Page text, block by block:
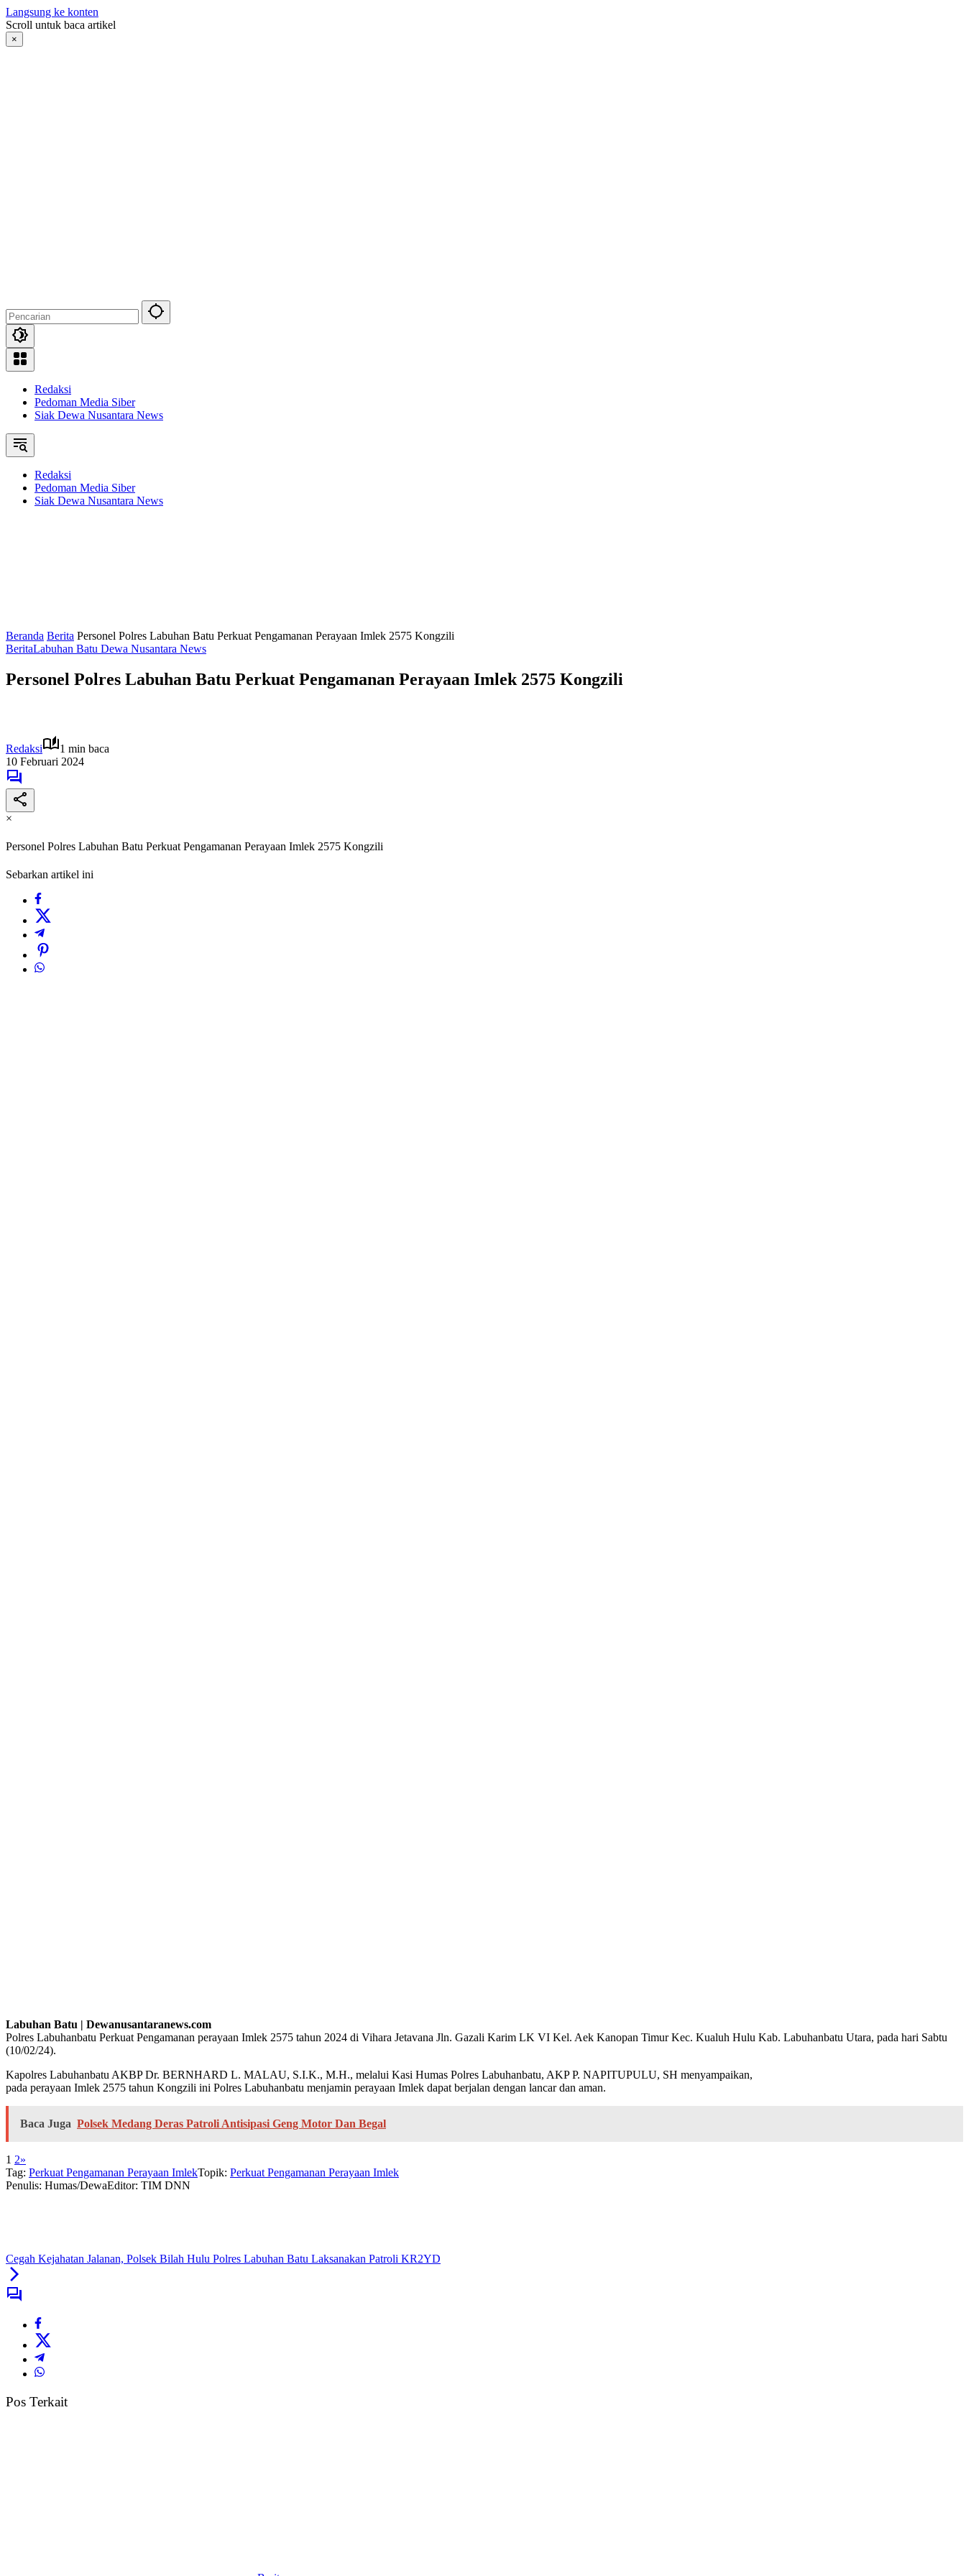
Langsung ke konten
Scroll untuk baca artikel
×
Redaksi
Pedoman Media Siber
Siak Dewa Nusantara News
Redaksi
Pedoman Media Siber
Siak Dewa Nusantara News
Beranda Berita Personel Polres Labuhan Batu Perkuat Pengamanan Perayaan Imlek 2575 Kongzili
BeritaLabuhan Batu Dewa Nusantara News
Personel Polres Labuhan Batu Perkuat Pengamanan Perayaan Imlek 2575 Kongzili
Redaksi
1 min baca
10 Februari 2024
×
Personel Polres Labuhan Batu Perkuat Pengamanan Perayaan Imlek 2575 Kongzili
Sebarkan artikel ini
Labuhan Batu | Dewanusantaranews.com
Polres Labuhanbatu Perkuat Pengamanan perayaan Imlek 2575 tahun 2024 di Vihara Jetavana Jln. Gazali Karim LK VI Kel. Aek Kanopan Timur Kec. Kualuh Hulu Kab. Labuhanbatu Utara, pada hari Sabtu
(10/02/24).
Kapolres Labuhanbatu AKBP Dr. BERNHARD L. MALAU, S.I.K., M.H., melalui Kasi Humas Polres Labuhanbatu, AKP P. NAPITUPULU, SH menyampaikan,
pada perayaan Imlek 2575 tahun Kongzili ini Polres Labuhanbatu menjamin perayaan Imlek dapat berjalan dengan lancar dan aman.
Baca Juga Polsek Medang Deras Patroli Antisipasi Geng Motor Dan Begal
1 2»
Tag: Perkuat Pengamanan Perayaan ImlekTopik: Perkuat Pengamanan Perayaan Imlek
Penulis: Humas/DewaEditor: TIM DNN
Cegah Kejahatan Jalanan, Polsek Bilah Hulu Polres Labuhan Batu Laksanakan Patroli KR2YD
Pos Terkait